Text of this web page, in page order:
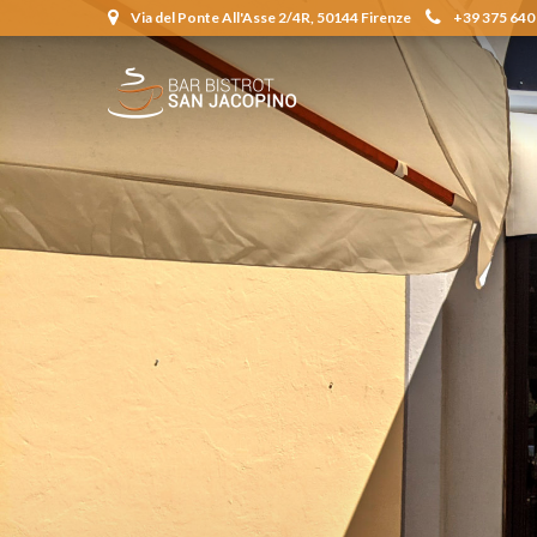
Via del Ponte All'Asse 2/4R, 50144 Firenze +39 375